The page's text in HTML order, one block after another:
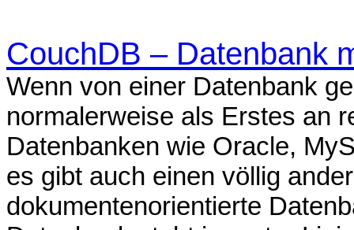
CouchDB – Datenbank
Wenn von einer Datenbank
normalerweise als Erstes an
Datenbanken wie Oracle,
es gibt auch einen völlig
dokumentenorientierte